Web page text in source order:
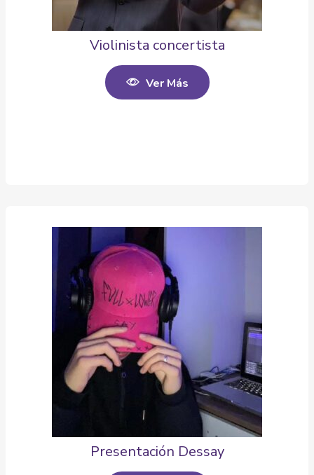
Violinista concertista
Ver Más
Presentación Dessay